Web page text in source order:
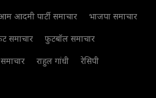
आदमी पार्टी समाचार
भाजपा समाचार
समाचार
फुटबॉल समाचार
राहुल गांधी
रेसिपी